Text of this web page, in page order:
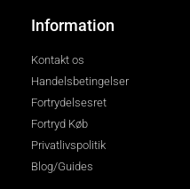
Information
Kontakt os
Handelsbetingelser
Fortrydelsesret
Fortryd Køb
Privatlivspolitik
Blog/Guides